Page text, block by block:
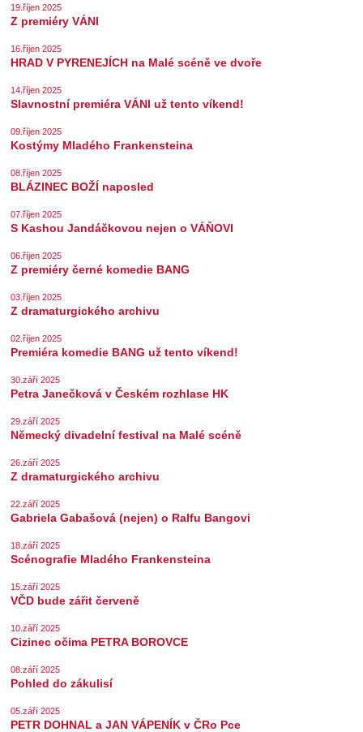
19.říjen 2025
Z premiéry VÁNI
16.říjen 2025
HRAD V PYRENEJÍCH na Malé scéně ve dvoře
14.říjen 2025
Slavnostní premiéra VÁNI už tento víkend!
09.říjen 2025
Kostýmy Mladého Frankensteina
08.říjen 2025
BLÁZINEC BOŽÍ naposled
07.říjen 2025
S Kashou Jandáčkovou nejen o VÁŇOVI
06.říjen 2025
Z premiéry černé komedie BANG
03.říjen 2025
Z dramaturgického archivu
02.říjen 2025
Premiéra komedie BANG už tento víkend!
30.září 2025
Petra Janečková v Českém rozhlase HK
29.září 2025
Německý divadelní festival na Malé scéně
26.září 2025
Z dramaturgického archivu
22.září 2025
Gabriela Gabašová (nejen) o Ralfu Bangovi
18.září 2025
Scénografie Mladého Frankensteina
15.září 2025
VČD bude zářit červeně
10.září 2025
Cizinec očima PETRA BOROVCE
08.září 2025
Pohled do zákulisí
05.září 2025
PETR DOHNAL a JAN VÁPENÍK v ČRo Pce